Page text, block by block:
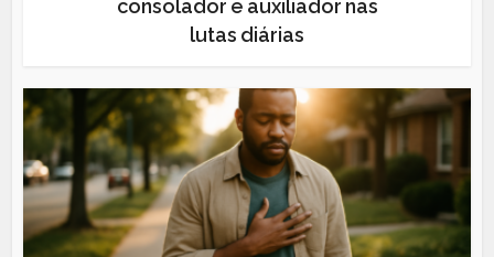
consolador e auxiliador nas
lutas diárias